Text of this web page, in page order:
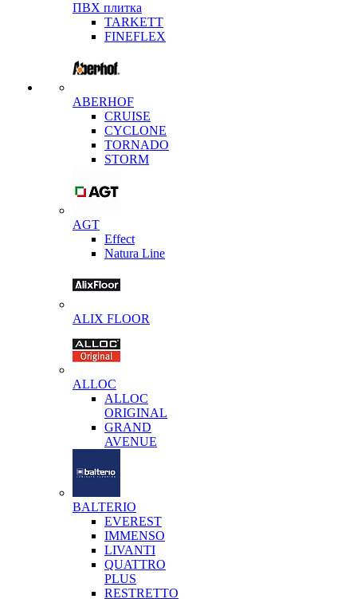
ПВХ плитка
TARKETT
FINEFLEX
ABERHOF
CRUISE
CYCLONE
TORNADO
STORM
AGT
Effect
Natura Line
ALIX FLOOR
ALLOC
ALLOC
ORIGINAL
GRAND
AVENUE
BALTERIO
EVEREST
IMMENSO
LIVANTI
QUATTRO
PLUS
RESTRETTO